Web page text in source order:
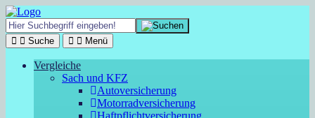
Suche Menü
Vergleiche
Sach und KFZ
Autoversicherung
Motorradversicherung
Haftpflichtversicherung